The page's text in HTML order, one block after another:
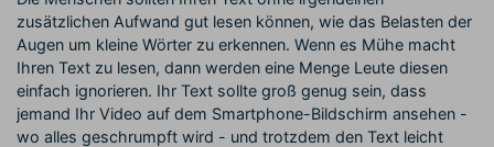
zusätzlichen Aufwand gut lesen können, wie das Belasten der
Augen um kleine Wörter zu erkennen. Wenn es Mühe macht
Ihren Text zu lesen, dann werden eine Menge Leute diesen
einfach ignorieren. Ihr Text sollte groß genug sein, dass
jemand Ihr Video auf dem Smartphone-Bildschirm ansehen -
wo alles geschrumpft wird - und trotzdem den Text leicht